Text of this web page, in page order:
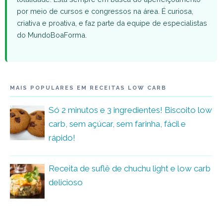
por meio de cursos e congressos na área. É curiosa,
criativa e proativa, e faz parte da equipe de especialistas
do MundoBoaForma.
MAIS POPULARES EM RECEITAS LOW CARB
Só 2 minutos e 3 ingredientes! Biscoito low
carb, sem açúcar, sem farinha, fácil e
rápido!
Receita de suflê de chuchu light e low carb
delicioso